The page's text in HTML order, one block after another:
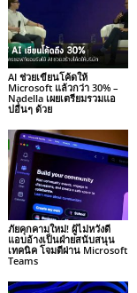
AI ช่วยเขียนโค้ดให้
Microsoft แล้วกว่า 30% –
Nadella เผยเตรียมรวมแอ
ปอื่นๆ ด้วย
ภัยคุกคามใหม่! ผู้ไม่หวังดี
แอบอ้างเป็นฝ่ายสนับสนุน
เทคนิค โจมตีผ่าน Microsoft
Teams